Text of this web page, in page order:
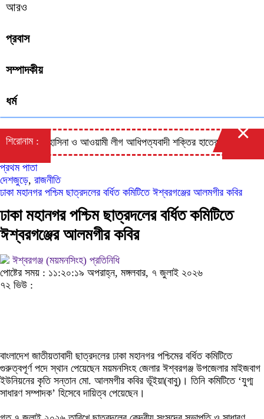
আরও
প্রবাস
সম্পাদকীয়
ধর্ম
শিরোনাম :
শেখ হাসিনা ও আওয়ামী লীগ আধিপত্যবাদী শক্তির হাতের পুতুল: প্রিন্স×
প্রথম পাতা
দেশজুড়ে, রাজনীতি
ঢাকা মহানগর পশ্চিম ছাত্রদলের বর্ধিত কমিটিতে ঈশ্বরগঞ্জের আলমগীর কবির
ঢাকা মহানগর পশ্চিম ছাত্রদলের বর্ধিত কমিটিতে
ঈশ্বরগঞ্জের আলমগীর কবির
ঈশ্বরগঞ্জ (ময়মনসিংহ) প্রতিনিধি
পোষ্টের সময় : ১১:২০:১৯ অপরাহ্ন, মঙ্গলবার, ৭ জুলাই ২০২৬
৭২ ভিউ :
বাংলাদেশ জাতীয়তাবাদী ছাত্রদলের ঢাকা মহানগর পশ্চিমের বর্ধিত কমিটিতে
গুরুত্বপূর্ণ পদে স্থান পেয়েছেন ময়মনসিংহ জেলার ঈশ্বরগঞ্জ উপজেলার মাইজবাগ
ইউনিয়নের কৃতি সন্তান মো. আলমগীর কবির ভূঁইয়া(বাবু)। তিনি কমিটিতে ‘যুগ্ম
সাধারণ সম্পাদক’ হিসেবে দায়িত্ব পেয়েছেন।